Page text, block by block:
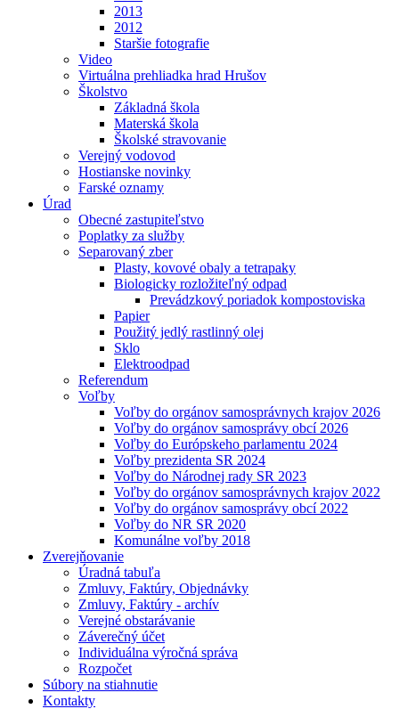
2013
2012
Staršie fotografie
Video
Virtuálna prehliadka hrad Hrušov
Školstvo
Základná škola
Materská škola
Školské stravovanie
Verejný vodovod
Hostianske novinky
Farské oznamy
Úrad
Obecné zastupiteľstvo
Poplatky za služby
Separovaný zber
Plasty, kovové obaly a tetrapaky
Biologicky rozložiteľný odpad
Prevádzkový poriadok kompostoviska
Papier
Použitý jedlý rastlinný olej
Sklo
Elektroodpad
Referendum
Voľby
Voľby do orgánov samosprávnych krajov 2026
Voľby do orgánov samosprávy obcí 2026
Voľby do Európskeho parlamentu 2024
Voľby prezidenta SR 2024
Voľby do Národnej rady SR 2023
Voľby do orgánov samosprávnych krajov 2022
Voľby do orgánov samosprávy obcí 2022
Voľby do NR SR 2020
Komunálne voľby 2018
Zverejňovanie
Úradná tabuľa
Zmluvy, Faktúry, Objednávky
Zmluvy, Faktúry - archív
Verejné obstarávanie
Záverečný účet
Individuálna výročná správa
Rozpočet
Súbory na stiahnutie
Kontakty